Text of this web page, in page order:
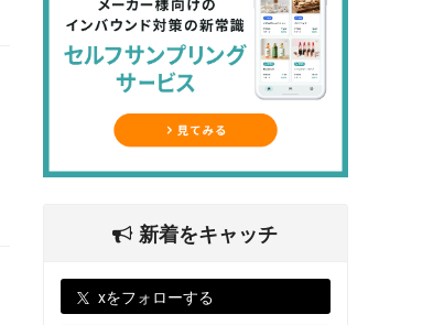
新着をキャッチ
xをフォローする